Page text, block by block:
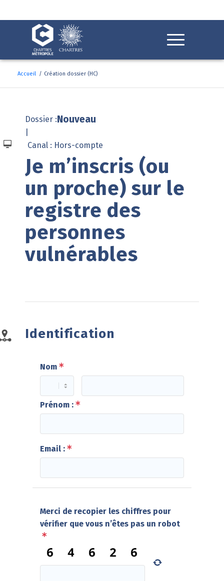
chat
Accueil / Création dossier (HC)
Dossier :Nouveau
Canal : Hors-compte
Je m’inscris (ou
un proche) sur le
registre des
personnes
vulnérables
Identification
Nom
Prénom :
Email :
Merci de recopier les chiffres pour
vérifier que vous n’êtes pas un robot